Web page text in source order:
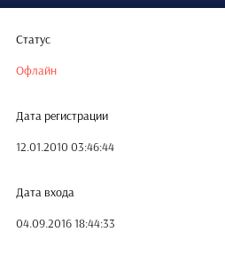
Статус
Офлайн
Дата регистрации
12.01.2010 03:46:44
Дата входа
04.09.2016 18:44:33